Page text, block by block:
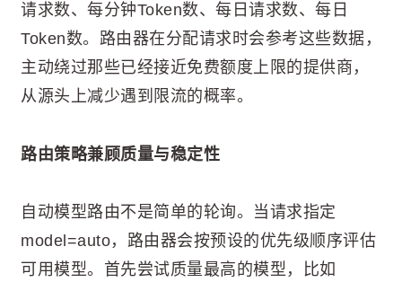
请求数、每分钟Token数、每日请求数、每日
Token数。路由器在分配请求时会参考这些数据，
主动绕过那些已经接近免费额度上限的提供商，
从源头上减少遇到限流的概率。
路由策略兼顾质量与稳定性
自动模型路由不是简单的轮询。当请求指定
model=auto，路由器会按预设的优先级顺序评估
可用模型。首先尝试质量最高的模型，比如